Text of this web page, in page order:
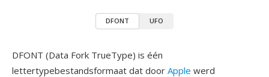
DFONT UFO
DFONT (Data Fork TrueType) is één
lettertypebestandsformaat dat door Apple werd